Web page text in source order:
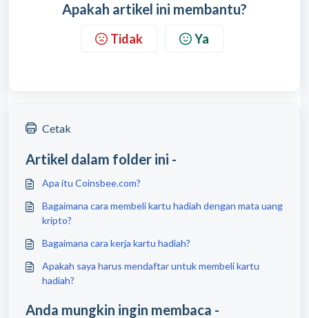
Apakah artikel ini membantu?
Tidak Ya
Cetak
Artikel dalam folder ini -
Apa itu Coinsbee.com?
Bagaimana cara membeli kartu hadiah dengan mata uang
kripto?
Bagaimana cara kerja kartu hadiah?
Apakah saya harus mendaftar untuk membeli kartu
hadiah?
Anda mungkin ingin membaca -